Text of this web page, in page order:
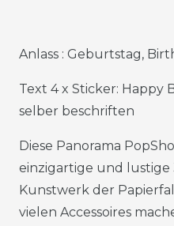
Anlass : Geburtstag,
Text 4 x Sticker: Happy
selber beschriften
Diese Panorama
einzigartige und lustige
Kunstwerk der
vielen Accessoires